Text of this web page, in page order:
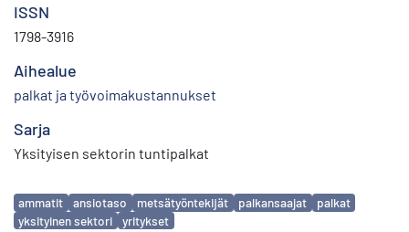
ISSN
1798-3916
Aihealue
palkat ja työvoimakustannukset
Sarja
Yksityisen sektorin tuntipalkat
Avainsanat
ammatit ansiotaso metsätyöntekijät palkansaajat
palkat
yksityinen sektori
yritykset